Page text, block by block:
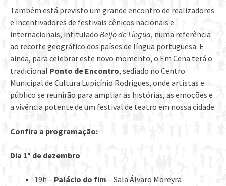
Também está previsto um grande encontro de realizadores
e incentivadores de festivais cênicos nacionais e
internacionais, intitulado Beijo de Língua, numa referência
ao recorte geográfico dos países de língua portuguesa. E
ainda, para celebrar este novo momento, o Em Cena terá o
tradicional Ponto de Encontro, sediado no Centro
Municipal de Cultura Lupicínio Rodrigues, onde artistas e
público se reunirão para ampliar as histórias, as emoções e
a vivência potente de um festival de teatro em nossa cidade.
Confira a programação:
Dia 1º de dezembro
19h – Palácio do fim – Sala Álvaro Moreyra